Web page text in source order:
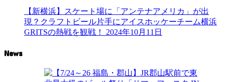
【新横浜】スケート場に「アンテナアメリカ」が出
現？クラフトビール片手にアイスホッケーチーム横浜
GRITSの熱戦を観戦！
2024年10月11日
News